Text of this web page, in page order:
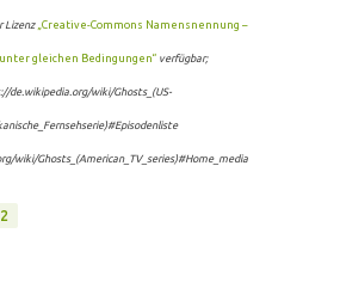
Lizenz„Creative-Commons Namensnennung –
gleichen Bedingungen“verfügbar;
de.wikipedia.org/wiki/Ghosts_(US-
wiki/Ghosts_(American_TV_series)#Home_media